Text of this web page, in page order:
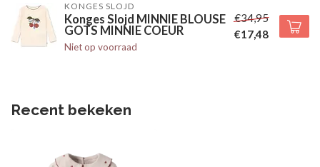
KONGES SLOJD
Konges Slojd MINNIE BLOUSE
GOTS MINNIE COEUR
Niet op voorraad
€34,95
€17,48
Recent bekeken